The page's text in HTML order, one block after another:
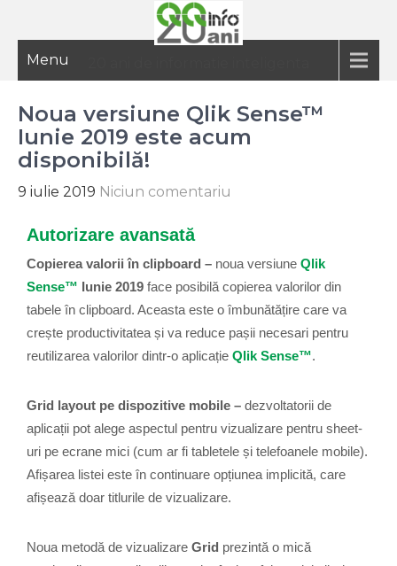
Menu
Noua versiune Qlik Sense™
Iunie 2019 este acum
disponibilă!
9 iulie 2019 Niciun comentariu
Autorizare avansată
Copierea valorii în clipboard – noua versiune Qlik
Sense™ Iunie 2019 face posibilă copierea valorilor din
tabele în clipboard. Aceasta este o îmbunătățire care va
crește productivitatea și va reduce pașii necesari pentru
reutilizarea valorilor dintr-o aplicație Qlik Sense™.
Grid layout pe dispozitive mobile – dezvoltatorii de
aplicații pot alege aspectul pentru vizualizare pentru sheet-
uri pe ecrane mici (cum ar fi tabletele și telefoanele mobile).
Afișarea listei este în continuare opțiunea implicită, care
afișează doar titlurile de vizualizare.
Noua metodă de vizualizare Grid prezintă o mică